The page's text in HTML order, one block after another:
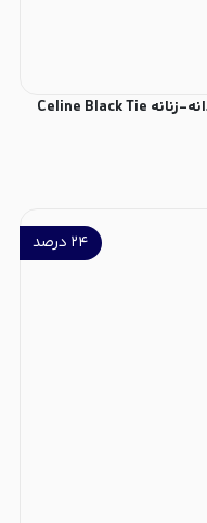
عطر ادکلن سلین بلک تای ادوپرفیوم مردانه-زنانه Celine Black Tie
۲۴ درصد